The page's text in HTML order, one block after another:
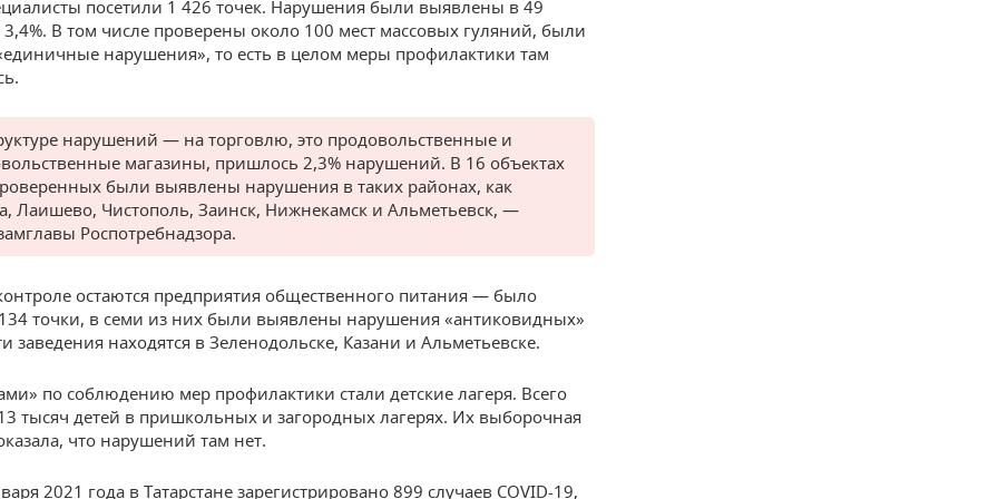
посетили 1 426 точек. Нарушения были выявлены в 49
3,4%. В том числе проверены около 100 мест массовых гуляний, были
нарушения», то есть в целом меры профилактики там
нарушений — на торговлю, это продовольственные и
магазины, пришлось 2,3% нарушений. В 16 объектах
были выявлены нарушения в таких районах, как
Лаишево, Чистополь, Заинск, Нижнекамск и Альметьевск, —
Роспотребнадзора.
остаются предприятия общественного питания — было
точки, в семи из них были выявлены нарушения «антиковидных»
заведения находятся в Зеленодольске, Казани и Альметьевске.
по соблюдению мер профилактики стали детские лагеря. Всего
тысяч детей в пришкольных и загородных лагерях. Их выборочная
что нарушений там нет.
2021 года в Татарстане зарегистрировано 899 случаев COVID-19,